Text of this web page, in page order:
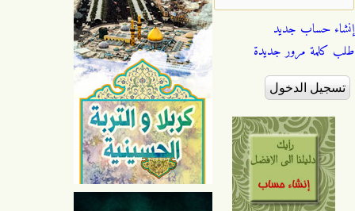
إنشاء حساب جديد
طلب كلمة مرور جديدة